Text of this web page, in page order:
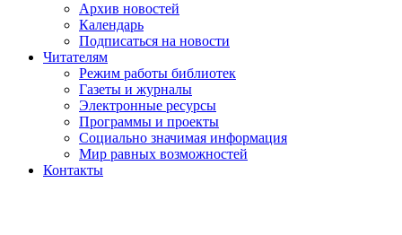
Архив новостей
Календарь
Подписаться на новости
Читателям
Режим работы библиотек
Газеты и журналы
Электронные ресурсы
Программы и проекты
Социально значимая информация
Мир равных возможностей
Контакты